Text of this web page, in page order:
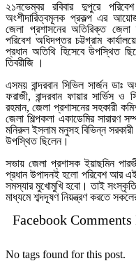
২১নভেম্বর রবিবার দুপুরে
অংশীদারিত্বমূলক প্রকল্প এর
জেলা প্রশাসনের অতিরিক্ত জেলা
পরিবেশ অধিদপ্তর চট্টগ্রাম
প্রধান অতিথি হিসেবে উপস্থিত
তিবরীজি ।
এসময় বান্দরবান সিভিল সার্জন
ফরাজী, বান্দরবান ফায়ার সার্ভিস
রহমান, জেলা প্রশাসনের সহকারী
জেলা শিল্পকলা একাডেমির সারারণ
মনিরুল ইসলাম মনুসহ বিভিন্ন সরকারী
উপস্থিত ছিলেন।
সভায় জেলা প্রশাসক ইয়াছমিন
প্রধান উপাদনই হলো পরিবেশ আর এই
সমস্যার মুখোমুখি হবো। তাই
মাধ্যমে শব্দদূষণ নিয়ন্ত্রণ করতে
Facebook Comments
No tags found for this post.